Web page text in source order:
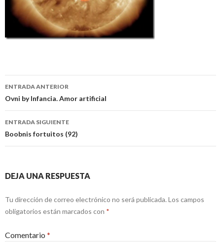
Navegación
de
entradas
ENTRADA ANTERIOR
Ovni by Infancia. Amor artificial
ENTRADA SIGUIENTE
Boobnis fortuitos (92)
DEJA UNA RESPUESTA
Tu dirección de correo electrónico no será publicada. Los campos
obligatorios están marcados con *
Comentario *